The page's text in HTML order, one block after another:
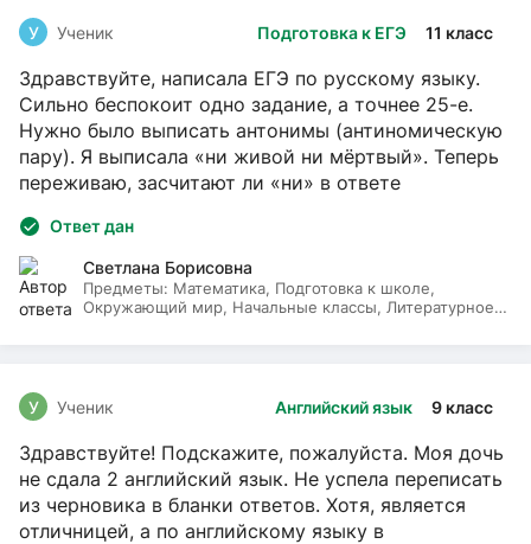
Подготовка к ЕГЭ 11 класс
У Ученик
Здравствуйте, написала ЕГЭ по русскому языку.
Сильно беспокоит одно задание, а точнее 25-е.
Нужно было выписать антонимы (антиномическую
пару). Я выписала «ни живой ни мёртвый». Теперь
переживаю, засчитают ли «ни» в ответе
Ответ дан
Светлана Борисовна
Предметы: Математика, Подготовка к школе,
Окружающий мир, Начальные классы, Литературное
Английский язык 9 класс
У Ученик
Здравствуйте! Подскажите, пожалуйста. Моя дочь
не сдала 2 английский язык. Не успела переписать
из черновика в бланки ответов. Хотя, является
отличницей, а по английскому языку в